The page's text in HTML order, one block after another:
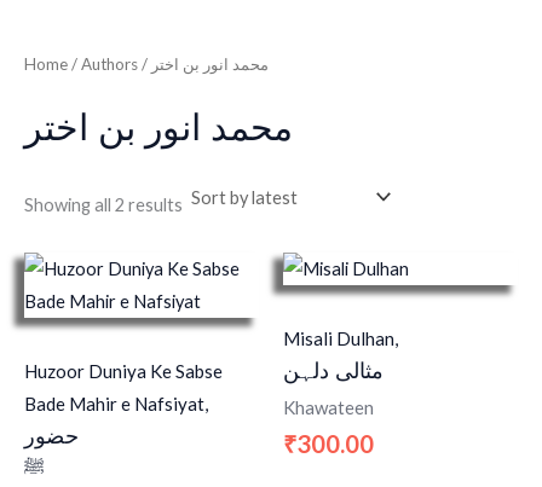
Home / Authors / محمد انور بن اختر
محمد انور بن اختر
Showing all 2 results
Huzoor Duniya Ke Sabse
Bade Mahir e Nafsiyat,
حضور
ﷺ
Misali Dulhan,
مثالی دلہن
Khawateen
₹300.00